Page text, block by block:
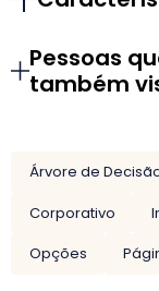
Pessoas
também
Árvore de
Corporativo
Opções